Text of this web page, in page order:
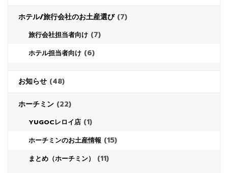
ホテル/旅行会社のお土産選び(7)
旅行会社担当者向け (7)
ホテル担当者向け (6)
お知らせ (48)
ホーチミン (22)
YUGOCレロイ店 (1)
ホーチミンのお土産情報 (15)
まとめ（ホーチミン） (11)